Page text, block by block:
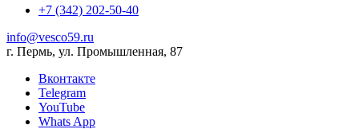
+7 (342) 202-50-40
info@vesco59.ru
г. Пермь, ул. Промышленная, 87
Вконтакте
Telegram
YouTube
Whats App